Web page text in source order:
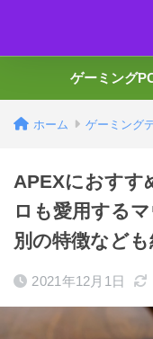
ゲーミング
ホーム ゲーミング
APEXにおすす
ロも愛用する
別の特徴なども
2021年12月1日